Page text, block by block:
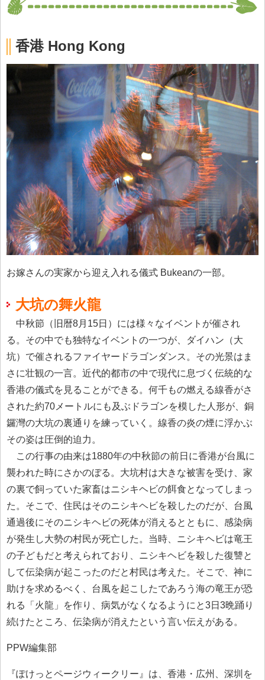
香港 Hong Kong
お嫁さんの実家から迎え入れる儀式 Bukeanの一部。
大坑の舞火龍
中秋節（旧暦8月15日）には様々なイベントが催され
る。その中でも独特なイベントの一つが、ダイハン（大
坑）で催されるファイヤードラゴンダンス。その光景はま
さに壮観の一言。近代的都市の中で現代に息づく伝統的な
香港の儀式を見ることができる。何千もの燃える線香がさ
された約70メートルにも及ぶドラゴンを模した人形が、銅
鑼灣の大坑の裏通りを練っていく。線香の炎の煙に浮かぶ
その姿は圧倒的迫力。
この行事の由来は1880年の中秋節の前日に香港が台風に
襲われた時にさかのぼる。大坑村は大きな被害を受け、家
の裏で飼っていた家畜はニシキヘビの餌食となってしまっ
た。そこで、住民はそのニシキヘビを殺したのだが、台風
通過後にそのニシキヘビの死体が消えるとともに、感染病
が発生し大勢の村民が死亡した。当時、ニシキヘビは竜王
の子どもだと考えられており、ニシキヘビを殺した復讐と
して伝染病が起こったのだと村民は考えた。そこで、神に
助けを求めるべく、台風を起こしたであろう海の竜王が恐
れる「火龍」を作り、病気がなくなるようにと3日3晩踊り
続けたところ、伝染病が消えたという言い伝えがある。
PPW編集部
『ぽけっとページウィークリー』は、香港・広州、深圳を